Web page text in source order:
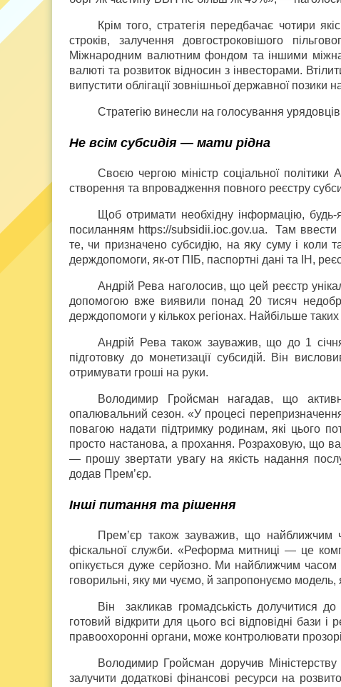
Крім того, стратегія передбачає чотири
строків, залучення довгостроковішого
Міжнародним валютним фондом та іншими
валюті та розвиток відносин з інвесторами.
випустити облігації зовнішньої державної
Стратегію винесли на голосування
Не всім субсидія — мати рідна
Своєю чергою міністр соціальної
створення та впровадження повного реєстру
Щоб отримати необхідну інформацію,
посиланням https://subsidii.ioc.gov.ua. Там
те, чи призначено субсидію, на яку суму і коли
держдопомоги, як-от ПІБ, паспортні дані та ІН,
Андрій Рева наголосив, що цей реєстр
допомогою вже виявили понад 20 тисяч
держдопомоги у кількох регіонах. Найбільше
Андрій Рева також зауважив, що до 1
підготовку до монетизації субсидій. Він
отримувати гроші на руки.
Володимир Гройсман нагадав, що
опалювальний сезон. «У процесі
повагою надати підтримку родинам, які цього
просто настанова, а прохання. Розраховую, що
— прошу звертати увагу на якість надання
додав Прем’єр.
Інші питання та рішення
Прем’єр також зауважив, що найближчим
фіскальної служби. «Реформа митниці — це
опікується дуже серйозно. Ми найближчим
говорильні, яку ми чуємо, й запропонуємо
Він закликав громадськість долучитися
готовий відкрити для цього всі відповідні бази
правоохоронні органи, може контролювати
Володимир Гройсман доручив Міністерству
залучити додаткові фінансові ресурси на